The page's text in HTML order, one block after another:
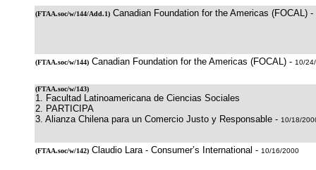
(FTAA.soc/w/144/Add.1) Canadian Foundation for the Americas (FOCAL) -
(FTAA.soc/w/144) Canadian Foundation for the Americas (FOCAL) - 10/
(FTAA.soc/w/143)
1. Facultad Latinoamericana de Ciencias Sociales
2. PARTICIPA
3. Alianza Chilena para un Comercio Justo y Responsable - 10/18/
(FTAA.soc/w/142) Claudio Lara - Consumer’s International - 10/16/2000